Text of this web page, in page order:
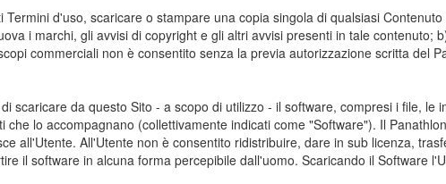
d'uso, scaricare o stampare una copia singola di qualsiasi
i marchi, gli avvisi di copyright e gli altri avvisi presenti in tale contenuto;
commerciali non è consentito senza la previa autorizzazione scritta del
scaricare da questo Sito - a scopo di utilizzo - il software, compresi i file, le
lo accompagnano (collettivamente indicati come "Software"). Il
all'Utente. All'Utente non è consentito ridistribuire, dare in sub licenza,
il software in alcuna forma percepibile dall'uomo. Scaricando il Software